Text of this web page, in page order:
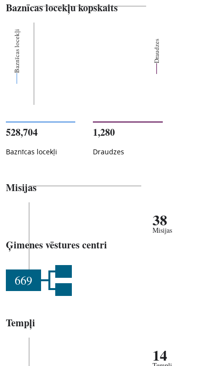
Baznīcas locekļu kopskaits
Baznīcas locekļi Draudzes
528,704
Baznīcas locekļi
1,280
Draudzes
Misijas
38
Misijas
Ģimenes vēstures centri
669
Tempļi
14